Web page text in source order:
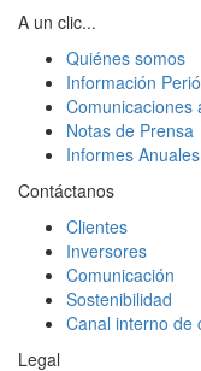
A un clic...
Quiénes somos
Información
Comunicaciones
Notas de Prensa
Informes Anuales
Contáctanos
Clientes
Inversores
Comunicación
Sostenibilidad
Canal interno de
Legal